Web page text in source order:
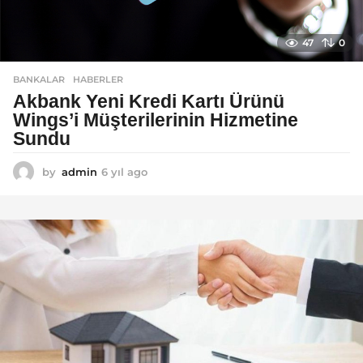
47 0
BANKALAR ,HABERLER
Akbank Yeni Kredi Kartı Ürünü
Wings’i Müşterilerinin Hizmetine
Sundu
by admin 6 yıl ago